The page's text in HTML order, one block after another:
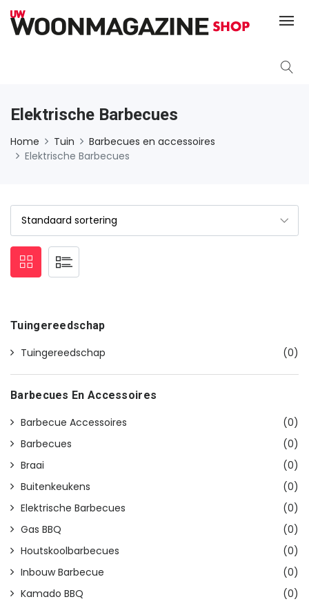
Elektrische Barbecues
Home Tuin
Barbecues en accessoires
Elektrische Barbecues
Tuingereedschap
Tuingereedschap (0)
Barbecues En Accessoires
Barbecue Accessoires
(0)
Barbecues
(0)
Braai
(0)
Buitenkeukens
(0)
Elektrische Barbecues
(0)
Gas BBQ
(0)
Houtskoolbarbecues
(0)
Inbouw Barbecue
(0)
Kamado BBQ
(0)